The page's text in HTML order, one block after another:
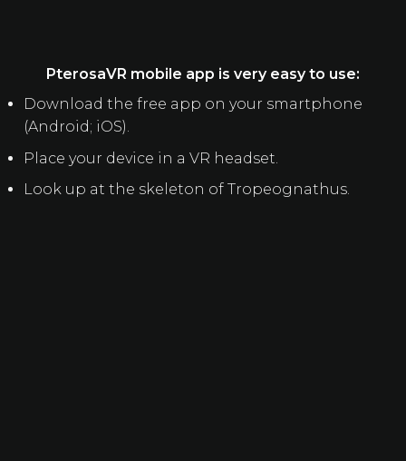
PterosaVR mobile app is very easy to use:
Download the free app on your smartphone
(Android; iOS).
Place your device in a VR headset.
Look up at the skeleton of Tropeognathus.